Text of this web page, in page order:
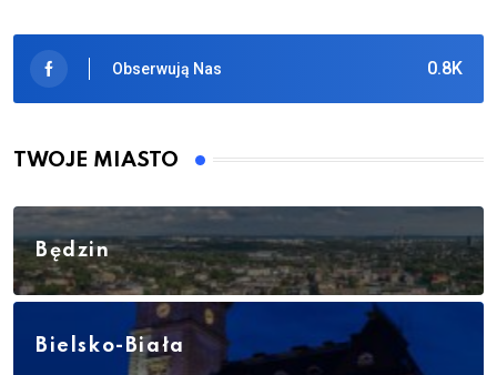
0.8K
Obserwują Nas
TWOJE MIASTO
Będzin
Bielsko-Biała